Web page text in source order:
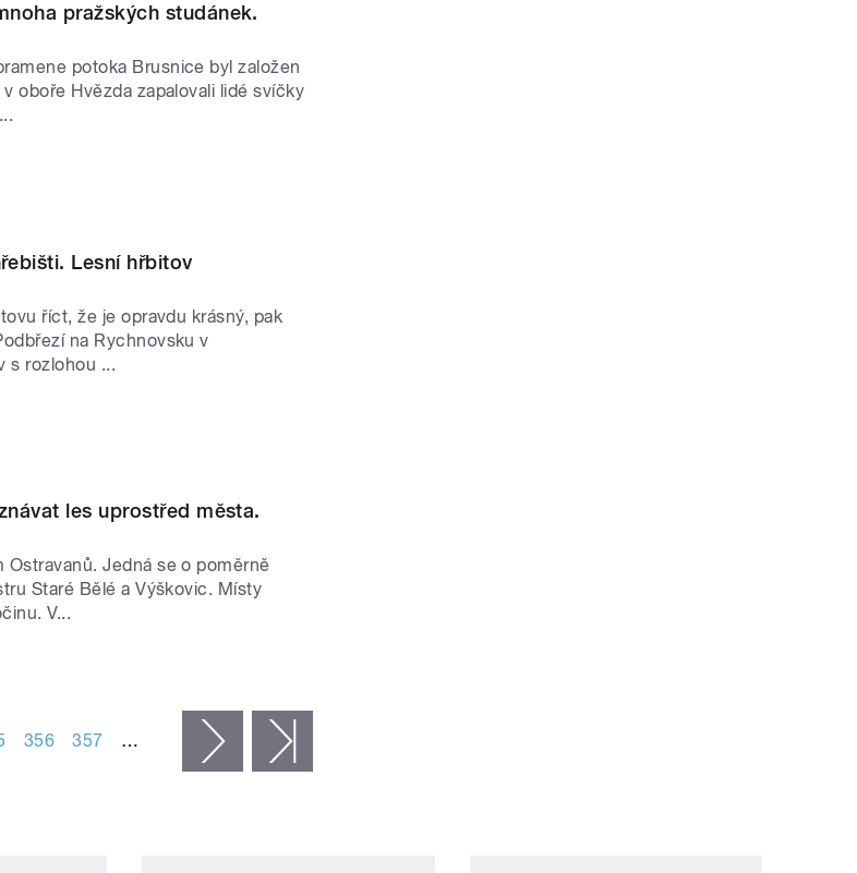
pražských studánek.
potoka Brusnice byl založen
oboře Hvězda zapalovali lidé svíčky
Lesní hřbitov
říct, že je opravdu krásný, pak
na Rychnovsku v
s rozlohou ...
les uprostřed města.
Jedná se o poměrně
Staré Bělé a Výškovic. Místy
V...
356 357 … následující ›